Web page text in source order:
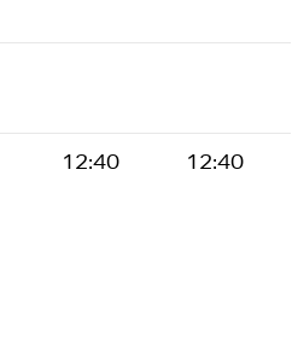
12:40 12:40